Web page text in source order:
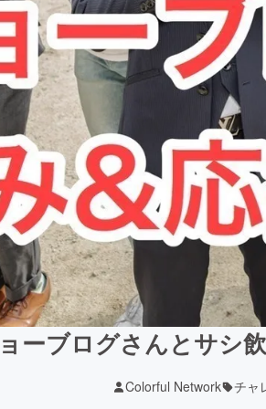
ーブログさんとサシ
Colorful Network チャ